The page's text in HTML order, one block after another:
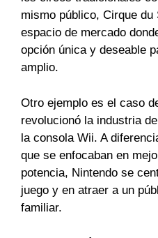
mismo público, Cirque
espacio de mercado
opción única y deseable
amplio.
Otro ejemplo es el caso
revolucionó la industria
la consola Wii. A
que se enfocaban en
potencia, Nintendo se
juego y en atraer a un
familiar.